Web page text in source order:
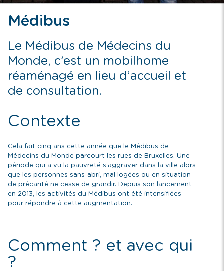
Médibus
Le Médibus de Médecins du
Monde, c’est un mobilhome
réaménagé en lieu d’accueil et
de consultation.
Contexte
Cela fait cinq ans cette année que le Médibus de
Médecins du Monde parcourt les rues de Bruxelles. Une
période qui a vu la pauvreté s’aggraver dans la ville alors
que les personnes sans-abri, mal logées ou en situation
de précarité ne cesse de grandir. Depuis son lancement
en 2013, les activités du Médibus ont été intensifiées
pour répondre à cette augmentation.
Comment ? et avec qui
?